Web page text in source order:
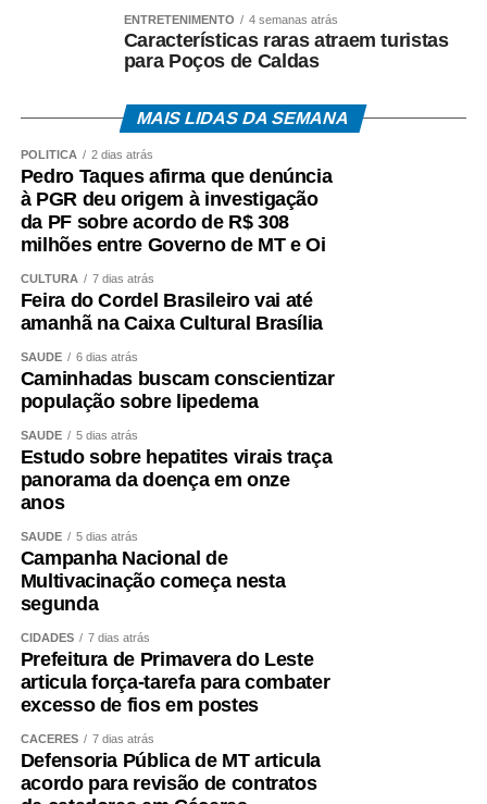
O *Espia News* continuará acompanhando o andamento
do caso e trará novas informações à medida que houver
manifestações oficiais das autoridades e das partes
COMENTE ABAIXO:
WhatsApp
Facebook
Twitter
Messenger
LinkedIn
Share
ENTRETENIMENTO 4 semanas atrás
Características raras atraem turistas
para Poços de Caldas
MAIS LIDAS DA SEMANA
POLÍTICA 2 dias atrás
Pedro Taques afirma que denúncia
à PGR deu origem à investigação
da PF sobre acordo de R$ 308
milhões entre Governo de MT e Oi
CULTURA 7 dias atrás
Feira do Cordel Brasileiro vai até
amanhã na Caixa Cultural Brasília
SAÚDE 6 dias atrás
Caminhadas buscam conscientizar
população sobre lipedema
SAÚDE 5 dias atrás
Estudo sobre hepatites virais traça
panorama da doença em onze
anos
SAÚDE 5 dias atrás
Campanha Nacional de
Multivacinação começa nesta
segunda
CIDADES 7 dias atrás
Prefeitura de Primavera do Leste
articula força-tarefa para combater
excesso de fios em postes
CÁCERES 7 dias atrás
Defensoria Pública de MT articula
acordo para revisão de contratos